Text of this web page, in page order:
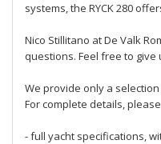
systems, the RYCK 280
Nico Stillitano at De Valk
questions. Feel free to give
We provide only a
For complete details,
- full yacht specifications,